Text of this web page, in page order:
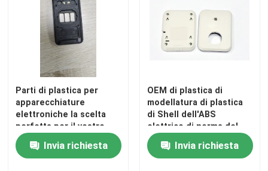
parti stampate ad iniezione
parti modellate di plastica
Stampaggio ad iniezione di precisione
Parti dell'hardware di precisione
Parti di plastica per
apparecchiature
elettroniche la scelta
perfetta per il vostro
business
Invia richiesta
OEM di plastica di
modellatura di plastica
di Shell dell'ABS
elettrico di norma del
DME
Invia richiesta